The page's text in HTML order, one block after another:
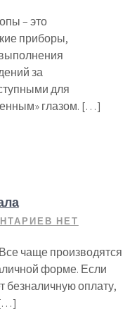
– это
приборы,
за
для
глазом. […]
НЕТ
чаще производятся
форме. Если
безналичную оплату,
[…]